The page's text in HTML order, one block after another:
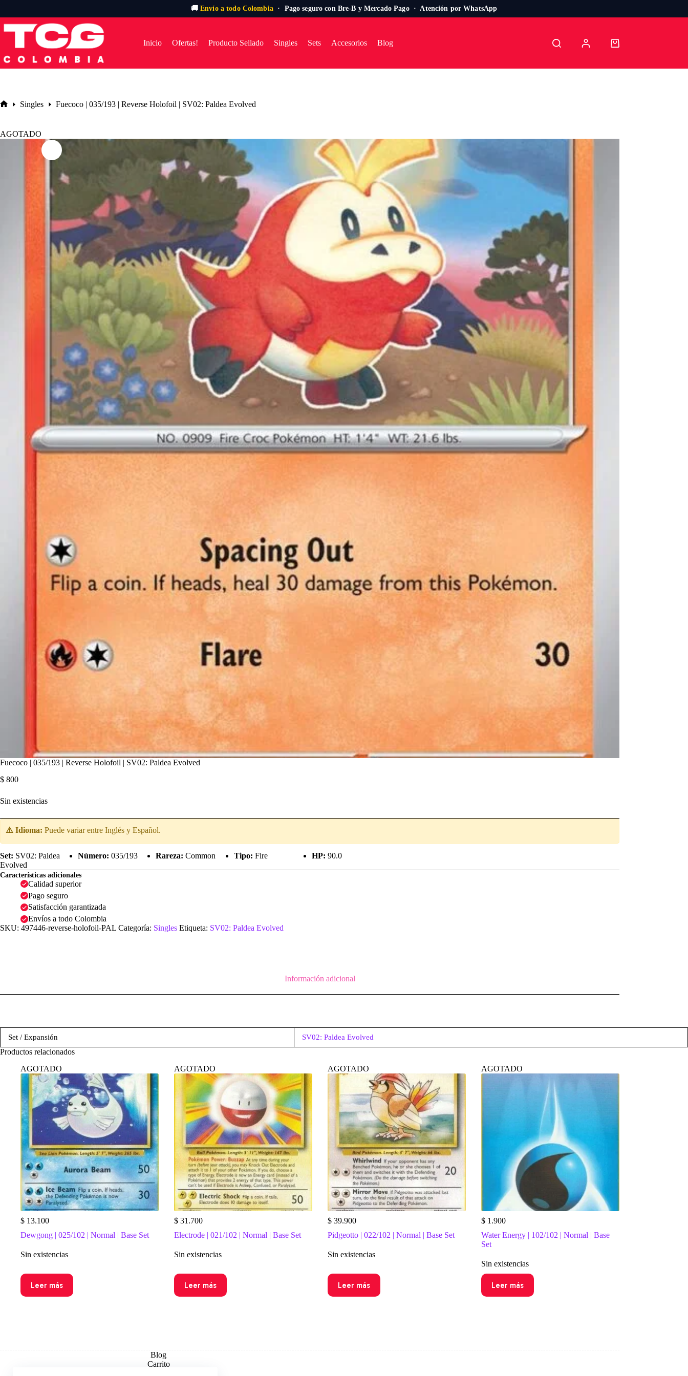
🚚 Envío a todo Colombia· Pago seguro con Bre-B y Mercado Pago · Atención por WhatsApp
al
Inicio Ofertas! Producto Sellado Singles Sets Accesorios Blog
Carro
Singles Fuecoco | 035/193 | Reverse Holofoil | SV02: Paldea Evolved
AGOTADO
Fuecoco | 035/193 | Reverse Holofoil | SV02: Paldea Evolved
$ 800
Sin existencias
⚠️ Idioma: Puede variar entre Inglés y Español.
Set: SV02: Paldea
Evolved
Número: 035/193 Rareza: Common Tipo: Fire HP: 90.0
Características adicionales
Calidad superior
Pago seguro
Satisfacción garantizada
Envíos a todo Colombia
SKU: 497446-reverse-holofoil-PAL Categoría: Singles Etiqueta: SV02: Paldea Evolved
Información adicional
Set / Expansión SV02: Paldea Evolved
Productos relacionados
AGOTADO
$ 13.100
Dewgong | 025/102 | Normal | Base Set
Sin existencias
Leer más
AGOTADO
$31.700
Electrode | 021/102 | Normal | Base Set
Sin existencias
Leer más
AGOTADO
$39.900
Pidgeotto | 022/102 | Normal | Base Set
Sin existencias
Leer más
AGOTADO
$1.900
Water Energy | 102/102 | Normal | Base
Set
Sin existencias
Leer más
Blog
Carrito